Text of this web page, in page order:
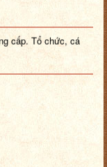
cấp. Tổ chức, cá